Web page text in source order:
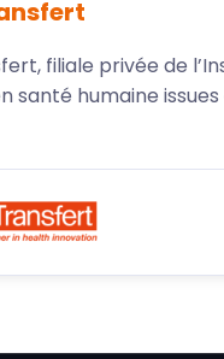
filiale privée de
santé humaine